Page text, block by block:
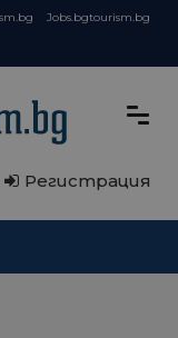
Jobs.bgtourism.bg
Регистрация